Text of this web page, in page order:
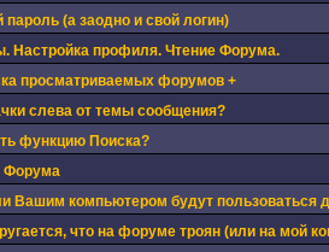
(а заодно и свой логин)
Настройка профиля. Чтение Форума.
просматриваемых форумов +
слева от темы сообщения?
функцию Поиска?
Форума
Вашим компьютером будут пользоваться
что на форуме троян (или на мой